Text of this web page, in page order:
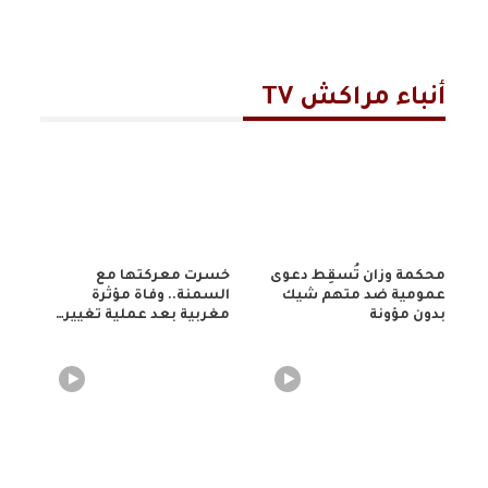
أنباء مراكش TV
محكمة وزان تُسقِط دعوى
عمومية ضد متهم شيك
بدون مؤونة
خسرت معركتها مع
السمنة.. وفاة مؤثرة
مغربية بعد عملية تغيير…